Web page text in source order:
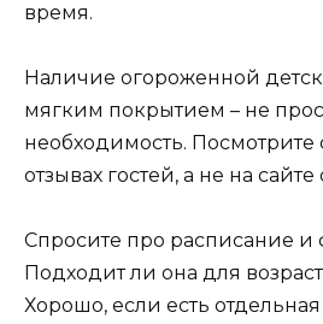
время.
Наличие огороженной
мягким покрытием – не
необходимость. Посмотрите
отзывах гостей, а не на сайте
Спросите про расписание
Подходит ли она для
Хорошо, если есть